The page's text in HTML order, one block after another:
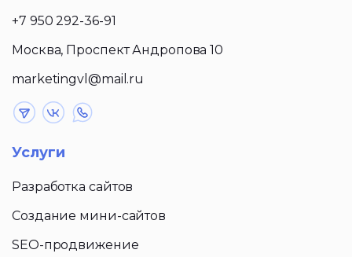
+7 950 292-36-91
Москва, Проспект Андропова 10
marketingvl@mail.ru
Услуги
Разработка сайтов
Создание мини-сайтов
SEO-продвижение